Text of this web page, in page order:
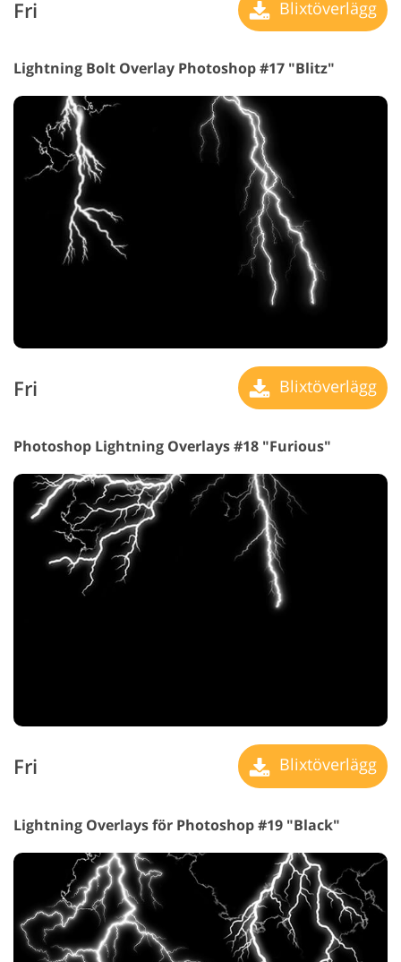
Fri Blixtöverlägg
Lightning Bolt Overlay Photoshop #17 "Blitz"
Fri Blixtöverlägg
Photoshop Lightning Overlays #18 "Furious"
Fri Blixtöverlägg
Lightning Overlays för Photoshop #19 "Black"